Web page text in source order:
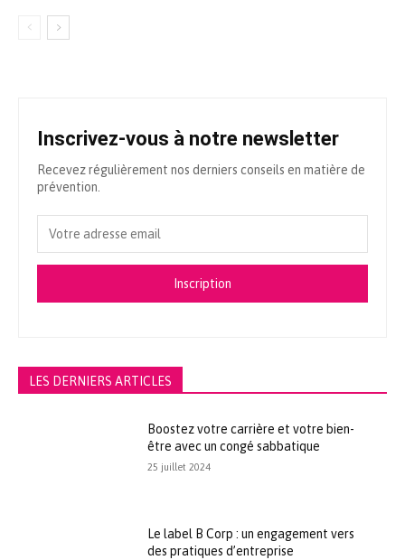
Inscrivez-vous à notre newsletter
Recevez régulièrement nos derniers conseils en matière de
prévention.
Inscription
LES DERNIERS ARTICLES
Boostez votre carrière et votre bien-
être avec un congé sabbatique
25 juillet 2024
Le label B Corp : un engagement vers
des pratiques d’entreprise